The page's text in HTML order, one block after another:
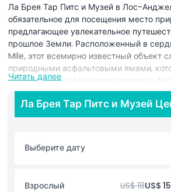
Ла Брея Тар Питс и Музей в Лос-
обязательное для посещения место
предлагающее увлекательное
прошлое Земли. Расположенный в
Mile, этот всемирно известный объект
природными асфальтовыми ямами,
окаменелости ледникового периода
один из самых уникальных музеев
Брея Тар Питс и Музей позволяет
активную площадку раскопок и
окаменелостей, где тщательно
реставрируются кости мамонтов,
Интерактивные экспонаты и
Читать далее
Ла Брея Тар Питс и Музей
Выберите дату
Взрослый US$ 18US$